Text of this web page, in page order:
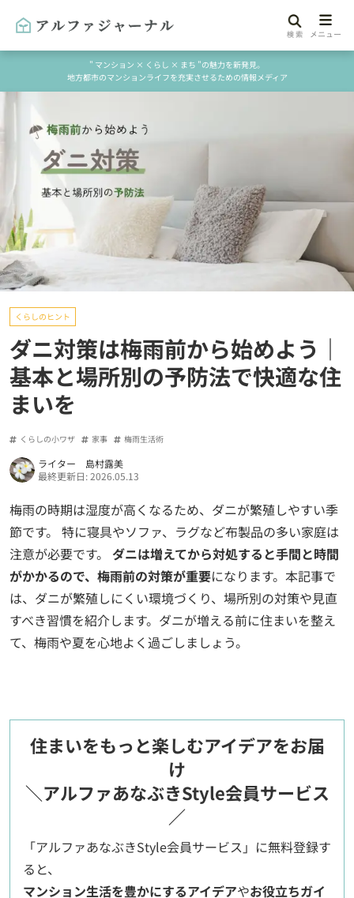
" マンション × くらし × まち "の魅力を新発見。
地方都市のマンションライフを充実させるための情報メディア
くらしのヒント
ダニ対策は梅雨前から始めよう｜
基本と場所別の予防法で快適な住
まいを
くらしの小ワザ 家事 梅雨生活術
ライター 島村露美
最終更新日: 2026.05.13
梅雨の時期は湿度が高くなるため、ダニが繁殖しやすい季
節です。 特に寝具やソファ、ラグなど布製品の多い家庭は
注意が必要です。 ダニは増えてから対処すると手間と時間
がかかるので、梅雨前の対策が重要になります。本記事で
は、ダニが繁殖しにくい環境づくり、場所別の対策や見直
すべき習慣を紹介します。ダニが増える前に住まいを整え
て、梅雨や夏を心地よく過ごしましょう。
住まいをもっと楽しむアイデアをお届
け
＼アルファあなぶきStyle会員サービス
／
「アルファあなぶきStyle会員サービス」に無料登録す
ると、
マンション生活を豊かにするアイデアやお役立ちガイ